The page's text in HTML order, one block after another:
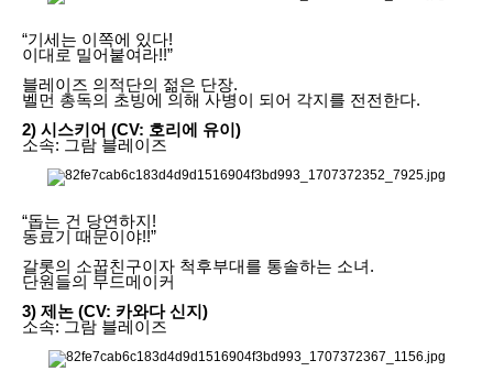
“기세는 이쪽에 있다!
이대로 밀어붙여라!!”
블레이즈 의적단의 젊은 단장.
벨먼 총독의 초빙에 의해 사병이 되어 각지를 전전한다.
2) 시스키어 (CV: 호리에 유이)
소속: 그람 블레이즈
“돕는 건 당연하지!
동료기 때문이야!!”
갈롯의 소꿉친구이자 척후부대를 통솔하는 소녀.
단원들의 무드메이커
3) 제논 (CV: 카와다 신지)
소속: 그람 블레이즈